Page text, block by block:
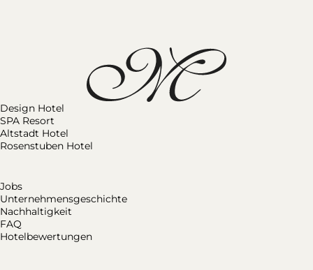
Design Hotel
SPA Resort
Altstadt Hotel
Rosenstuben Hotel
Jobs
Unternehmensgeschichte
Nachhaltigkeit
FAQ
Hotelbewertungen